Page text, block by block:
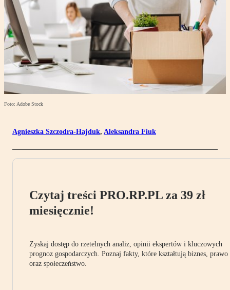
Foto: Adobe Stock
Agnieszka Szczodra-Hajduk, Aleksandra Fiuk
Czytaj treści PRO.RP.PL za 39 zł
miesięcznie!
Zyskaj dostęp do rzetelnych analiz, opinii ekspertów i kluczowych
prognoz gospodarczych. Poznaj fakty, które kształtują biznes, prawo
oraz społeczeństwo.